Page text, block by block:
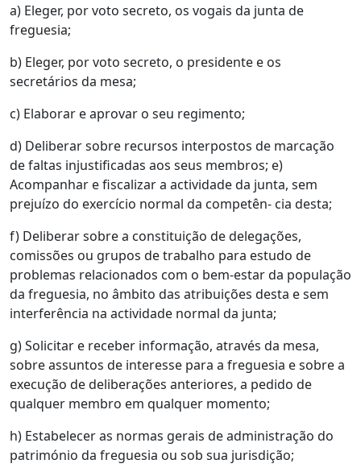
a) Eleger, por voto secreto, os vogais da junta de
freguesia;
b) Eleger, por voto secreto, o presidente e os
secretários da mesa;
c) Elaborar e aprovar o seu regimento;
d) Deliberar sobre recursos interpostos de marcação
de faltas injustificadas aos seus membros; e)
Acompanhar e fiscalizar a actividade da junta, sem
prejuízo do exercício normal da competên- cia desta;
f) Deliberar sobre a constituição de delegações,
comissões ou grupos de trabalho para estudo de
problemas relacionados com o bem-estar da população
da freguesia, no âmbito das atribuições desta e sem
interferência na actividade normal da junta;
g) Solicitar e receber informação, através da mesa,
sobre assuntos de interesse para a freguesia e sobre a
execução de deliberações anteriores, a pedido de
qualquer membro em qualquer momento;
h) Estabelecer as normas gerais de administração do
património da freguesia ou sob sua jurisdição;